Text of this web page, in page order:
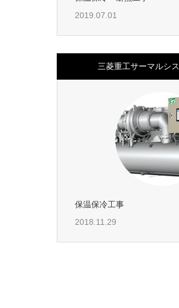
2019.07.01
三菱重工サーマルシ
保温保冷工事
2018.11.29